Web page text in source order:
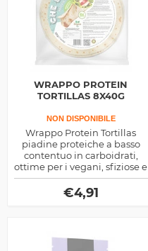
WRAPPO PROTEIN
TORTILLAS 8X40G
NON DISPONIBILE
Wrappo Protein Tortillas
piadine proteiche a basso
contentuo in carboidrati,
ottime per i vegani, sfiziose e
nutrienti per degli spuntini
fantastici, farciscile come più
ti piace
€4,91